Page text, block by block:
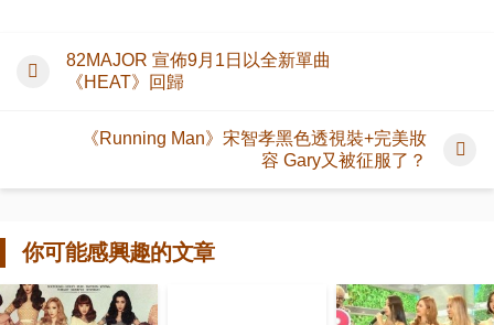
82MAJOR 宣佈9月1日以全新單曲
《HEAT》回歸
《Running Man》宋智孝黑色透視裝+完美妝
容 Gary又被征服了？
你可能感興趣的文章